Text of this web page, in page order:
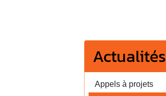
Actualités
Appels à projets